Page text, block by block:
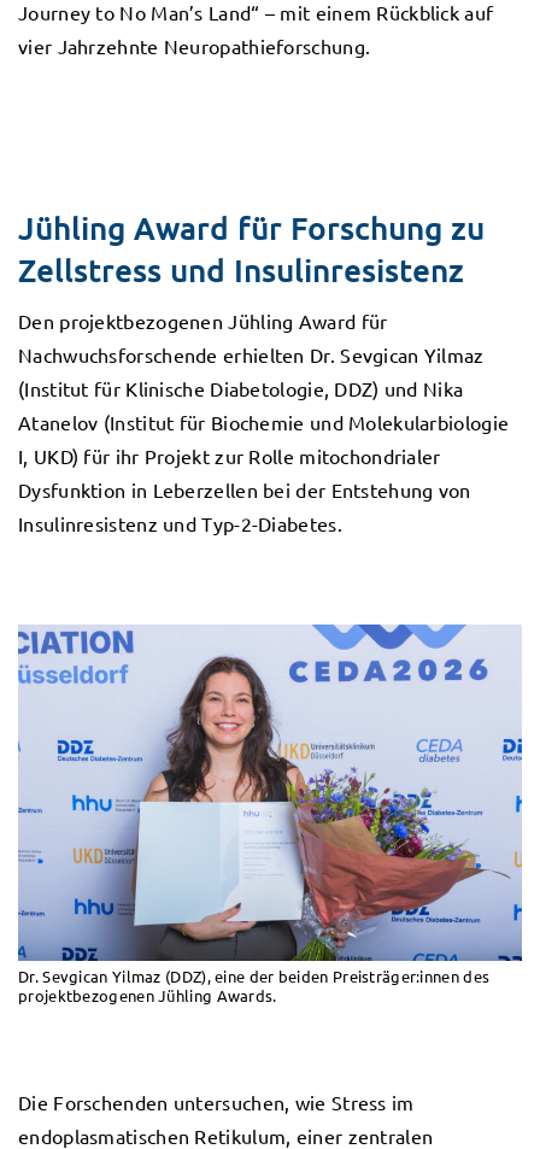
Journey to No Man’s Land“ – mit einem Rückblick auf
vier Jahrzehnte Neuropathieforschung.
Jühling Award für Forschung zu
Zellstress und Insulinresistenz
Den projektbezogenen Jühling Award für
Nachwuchsforschende erhielten Dr. Sevgican Yilmaz
(Institut für Klinische Diabetologie, DDZ) und Nika
Atanelov (Institut für Biochemie und Molekularbiologie
I, UKD) für ihr Projekt zur Rolle mitochondrialer
Dysfunktion in Leberzellen bei der Entstehung von
Insulinresistenz und Typ-2-Diabetes.
Dr. Sevgican Yilmaz (DDZ), eine der beiden Preisträger:innen des
projektbezogenen Jühling Awards.
Die Forschenden untersuchen, wie Stress im
endoplasmatischen Retikulum, einer zentralen